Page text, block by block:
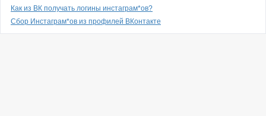
Как из ВК получать логины инстаграм*ов?
Сбор Инстаграм*ов из профилей ВКонтакте